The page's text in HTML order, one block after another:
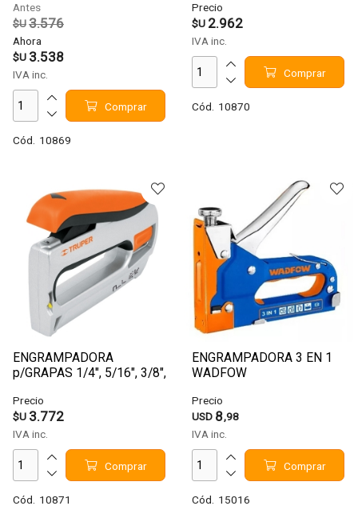
Antes
$U3.576
Ahora
$U 3.538
IVA inc.
Comprar
Cód. 10869
(500/5/16,500/1/2)
TRUPER ET-50
Precio
$U 2.962
IVA inc.
Comprar
Cód. 10870
ENGRAMPADORA
p/GRAPAS 1/4", 5/16", 3/8",
TRUPER ET-50X
Precio
$U 3.772
IVA inc.
Comprar
Cód. 10871
ENGRAMPADORA 3 EN 1
WADFOW
Precio
USD 8,98
IVA inc.
Comprar
Cód. 15016